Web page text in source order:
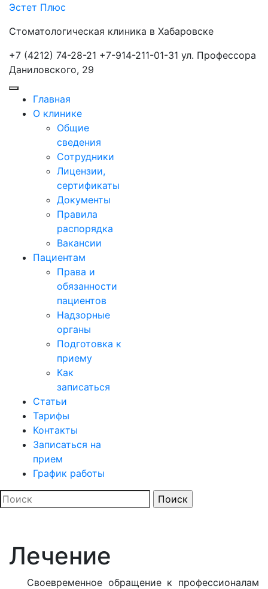
Перейти
содержимому
Эстет Плюс
Стоматологическая клиника в Хабаровске
+7 (4212) 74-28-21 +7-914-211-01-31 ул. Профессора
Даниловского, 29
Кнопка
Открыть
Кнопка
Закрыть
Главная
О клинике
Общие
сведения
Сотрудники
Лицензии,
сертификаты
Документы
Правила
распорядка
Вакансии
Пациентам
Права и
обязанности
пациентов
Надзорные
органы
Подготовка к
приему
Как
записаться
Статьи
Тарифы
Контакты
Записаться на
прием
График работы
Search
for:
Лечение
Своевременное обращение к профессионалам